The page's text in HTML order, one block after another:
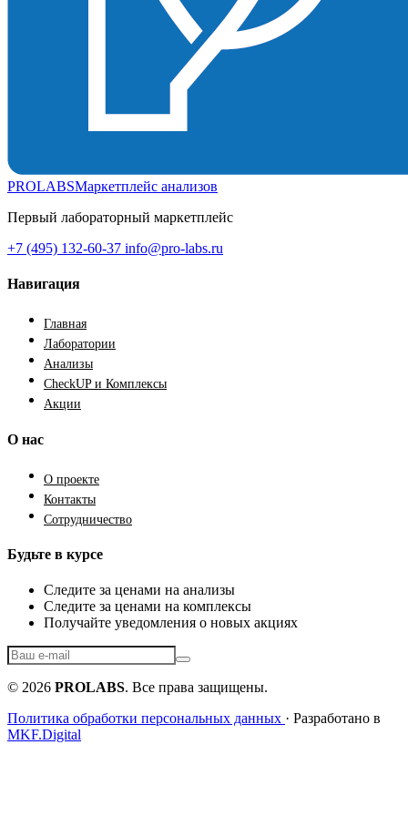
PROLABSМаркетплейс анализов
Первый лабораторный маркетплейс
+7 (495) 132-60-37 info@pro-labs.ru
Навигация
Главная
Лаборатории
Анализы
CheckUP и Комплексы
Акции
О нас
О проекте
Контакты
Сотрудничество
Будьте в курсе
Следите за ценами на анализы
Следите за ценами на комплексы
Получайте уведомления о новых акциях
© 2026 PROLABS. Все права защищены.
Политика обработки персональных данных · Разработано в
MKF.Digital